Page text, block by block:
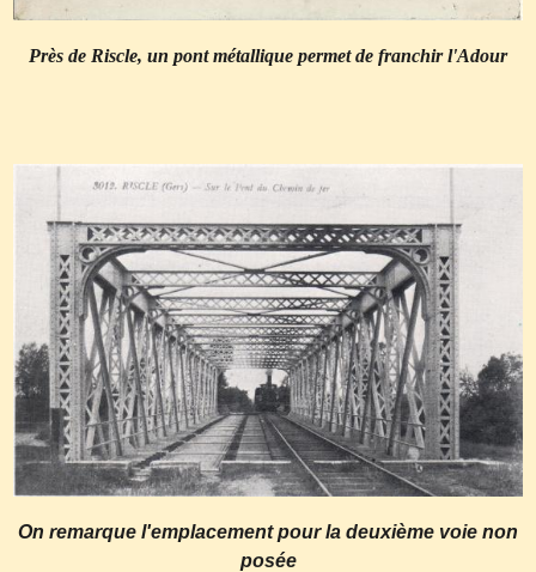
Près de Riscle, un pont métallique permet de franchir l'Adour
On remarque l'emplacement pour la deuxième voie non
posée